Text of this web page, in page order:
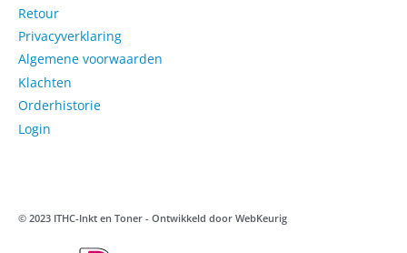
Retour
Privacyverklaring
Algemene voorwaarden
Klachten
Orderhistorie
Login
© 2023 ITHC-Inkt en Toner - Ontwikkeld door WebKeurig